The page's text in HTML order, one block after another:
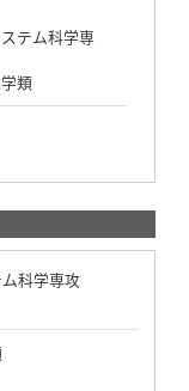
テム科学専
類
科学専攻